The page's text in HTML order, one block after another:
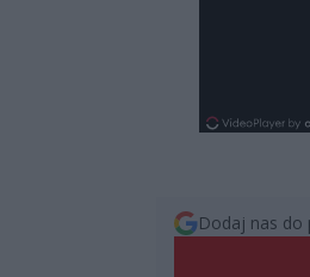
Dodaj nas do